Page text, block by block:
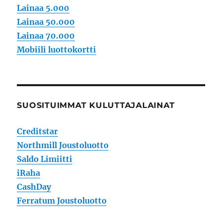
Lainaa 5.000
Lainaa 50.000
Lainaa 70.000
Mobiili luottokortti
SUOSITUIMMAT KULUTTAJALAINAT
Creditstar
Northmill Joustoluotto
Saldo Limiitti
iRaha
CashDay
Ferratum Joustoluotto